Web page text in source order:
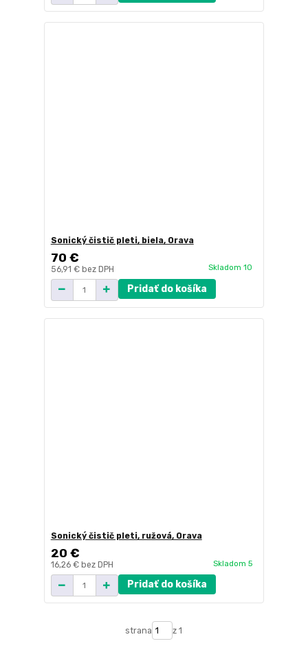
Sonický čistič pleti, biela, Orava
70 €
56,91 € bez DPH Skladom 10
Pridať do košíka
Sonický čistič pleti, ružová, Orava
20 €
16,26 € bez DPH Skladom 5
Pridať do košíka
strana z 1